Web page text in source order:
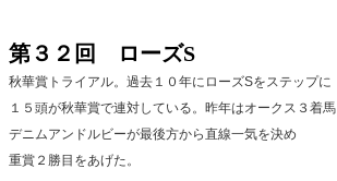
第３２回 ローズS
秋華賞トライアル。過去１０年にローズSをステップに
１５頭が秋華賞で連対している。昨年はオークス３着馬
デニムアンドルビーが最後方から直線一気を決め
重賞２勝目をあげた。